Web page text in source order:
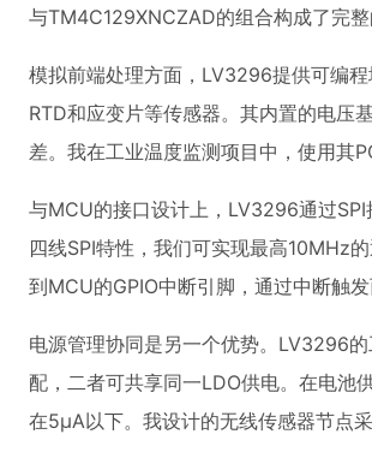
与TM4C129XNCZAD的组合构成了完
模拟前端处理方面，LV3296提供可编
RTD和应变片等传感器。其内置的电压
差。我在工业温度监测项目中，使用
与MCU的接口设计上，LV3296通过
四线SPI特性，我们可实现最高10MHz
到MCU的GPIO中断引脚，通过中断触
电源管理协同是另一个优势。LV3296
配，二者可共享同一LDO供电。在电池
在5μA以下。我设计的无线传感器节点